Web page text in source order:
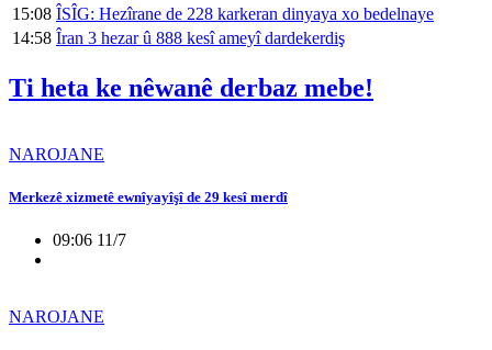
15:08 ÎSÎG: Hezîrane de 228 karkeran dinyaya xo bedelnaye
14:58 Îran 3 hezar û 888 kesî ameyî dardekerdiş
Ti heta ke nêwanê derbaz mebe!
NAROJANE
Merkezê xizmetê ewnîyayîşî de 29 kesî merdî
09:06 11/7
NAROJANE